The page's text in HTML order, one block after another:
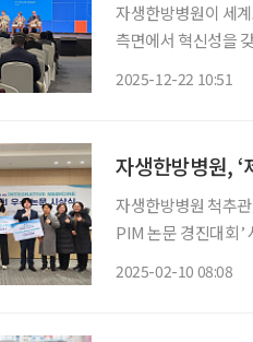
자생한방병원이 세
측면에서 혁신성을 갖춘 선도 기관
2025-12-22 10:51
자생한방병원,
자생한방병원 척추
PIM 논문 경진대회
2025-02-10 08:08